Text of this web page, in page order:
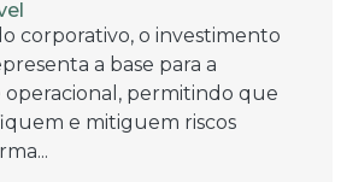
corporativo, o investimento
a base para a
permitindo que
e mitiguem riscos